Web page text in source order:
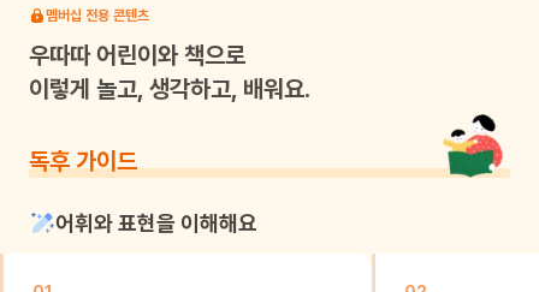
멤버십 전용 콘텐츠
우따따어린이와 책으로
이렇게 놀고, 생각하고, 배워요.
독후 가이드
어휘와 표현을 이해해요